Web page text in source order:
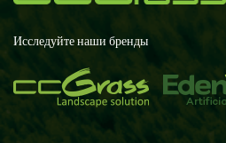
Исследуйте наши бренды